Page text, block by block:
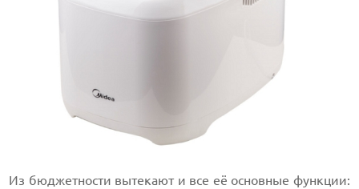
Из бюджетности вытекают и все её основные функции: